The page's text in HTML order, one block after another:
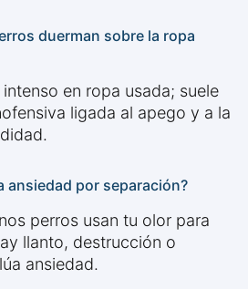
duerman sobre la ropa
en ropa usada; suele
ligada al apego y a la
ansiedad por separación?
perros usan tu olor para
llanto, destrucción o
ansiedad.